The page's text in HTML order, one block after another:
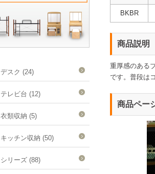
BKBR
商品説明
重厚感のある
です。普段は
商品ペー
デスク (24)
テレビ台 (12)
衣類収納 (5)
キッチン収納 (50)
シリーズ (88)